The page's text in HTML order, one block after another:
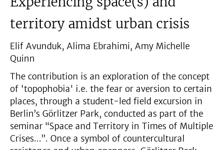
territory amidst urban crisis
Elif Avunduk, Alima Ebrahimi, Amy Michelle
Quinn
The contribution is an exploration of the concept
of 'topophobia' i.e. the fear or aversion to certain
places, through a student-led field excursion in
Berlin’s Görlitzer Park, conducted as part of the
seminar “Space and Territory in Times of Multiple
Crises...”. Once a symbol of countercultural